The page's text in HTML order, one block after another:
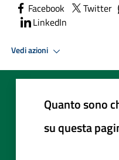
Facebook Twitter
LinkedIn
Vedi azioni
Quanto sono
su questa